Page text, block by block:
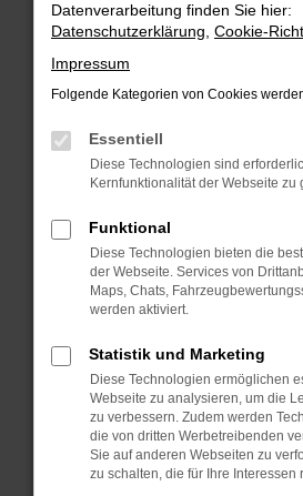
Fehler: Network
Beim Laden ist ein Fehler
Hier sind ein paar Tipps, die
Überprüfe deine Firewall
Internetverbindung.
deine Suchmaschine?
Prüfe deine
Manche Erweiterungen,
können das Laden
anderen Browser oder in
Fenster?
Starte dein Gerät neu.
Das kann manchmal
vorübergehende
Datenverarbeitung finden Sie hier:
Datenschutzerklärung Cookie-
Impressum
Folgende Kategorien von Cookies
Essentiell
Diese Technologien sind
Kernfunktionalität der Webseite zu
Funktional
Diese Technologien bieten die
der Webseite. Services von
Maps, Chats,
werden aktiviert.
Statistik und Marketing
Diese Technologien ermöglichen
Webseite zu analysieren, um die
zu verbessern. Zudem werden
die von dritten Werbetreibenden
Sie auf anderen Webseiten zu
zu schalten, die für Ihre Interessen